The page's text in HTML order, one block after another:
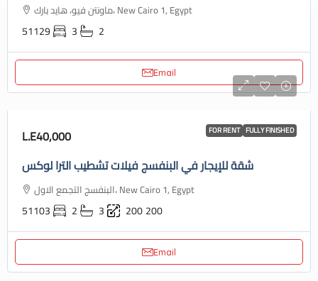
ماونتن فيو، هايد بارك، New Cairo 1, Egypt
51129 3 2
Email
FOR RENT FULLY FINISHED
L.E40,000
شقة للإيجار في البنفسج فيلات تشطيب الترا لوكس
البنفسج التجمع الاول، New Cairo 1, Egypt
51103 2 3 200200
Email